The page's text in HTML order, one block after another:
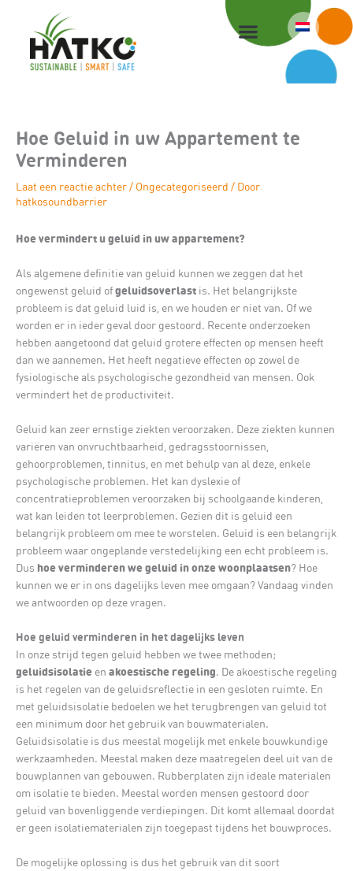
inhoud
Hoe Geluid in uw Appartement te
Verminderen
Laat een reactie achter/ Ongecategoriseerd / Door
hatkosoundbarrier
Hoe vermindert u geluid in uw appartement?
Als algemene definitie van geluid kunnen we zeggen dat het
ongewenst geluid ofgeluidsoverlast is. Het belangrijkste
probleem is dat geluid luid is, en we houden er niet van. Of we
worden er in ieder geval door gestoord. Recente onderzoeken
hebben aangetoond dat geluid grotere effecten op mensen heeft
dan we aannemen. Het heeft negatieve effecten op zowel de
fysiologische als psychologische gezondheid van mensen. Ook
vermindert het de productiviteit.
Geluid kan zeer ernstige ziekten veroorzaken. Deze ziekten kunnen
variëren van onvruchtbaarheid, gedragsstoornissen,
gehoorproblemen, tinnitus, en met behulp van al deze, enkele
psychologische problemen. Het kan dyslexie of
concentratieproblemen veroorzaken bij schoolgaande kinderen,
wat kan leiden tot leerproblemen. Gezien dit is geluid een
belangrijk probleem om mee te worstelen. Geluid is een belangrijk
probleem waar ongeplande verstedelijking een echt probleem is.
Dus hoe verminderen we geluid in onze woonplaatsen? Hoe
kunnen we er in ons dagelijks leven mee omgaan? Vandaag vinden
we antwoorden op deze vragen.
Hoe geluid verminderen in het dagelijks leven
In onze strijd tegen geluid hebben we twee methoden;
geluidsisolatie en akoestische regeling. De akoestische regeling
is het regelen van de geluidsreflectie in een gesloten ruimte. En
met geluidsisolatie bedoelen we het terugbrengen van geluid tot
een minimum door het gebruik van bouwmaterialen.
Geluidsisolatie is dus meestal mogelijk met enkele bouwkundige
werkzaamheden. Meestal maken deze maatregelen deel uit van de
bouwplannen van gebouwen. Rubberplaten zijn ideale materialen
om isolatie te bieden. Meestal worden mensen gestoord door
geluid van bovenliggende verdiepingen. Dit komt allemaal doordat
er geen isolatiematerialen zijn toegepast tijdens het bouwproces.
De mogelijke oplossing is dus het gebruik van dit soort